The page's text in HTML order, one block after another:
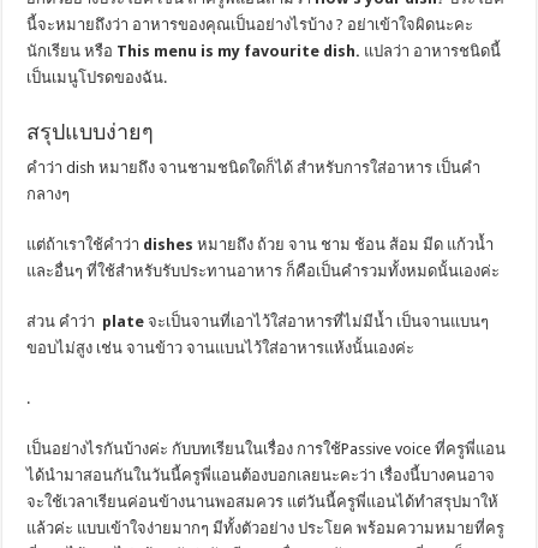
นี้จะหมายถึงว่า อาหารของคุณเป็นอย่างไรบ้าง ? อย่าเข้าใจผิดนะคะ
นักเรียน หรือ This menu is my favourite dish. แปลว่า อาหารชนิดนี้
เป็นเมนูโปรดของฉัน.
สรุปแบบง่ายๆ
คำว่า dish หมายถึงจานชามชนิดใดก็ได้ สำหรับการใส่อาหาร เป็นคำ
กลางๆ
แต่ถ้าเราใช้คำว่า dishesหมายถึง ถ้วย จาน ชาม ช้อน ส้อม มีด แก้วน้ำ
และอื่นๆ ที่ใช้สำหรับรับประทานอาหาร ก็คือเป็นคำรวมทั้งหมดนั้นเองค่ะ
ส่วน คำว่า plate จะเป็นจานที่เอาไว้ใส่อาหารที่ไม่มีน้ำ เป็นจานแบนๆ
ขอบไม่สูง เช่น จานข้าว จานแบนไว้ใส่อาหารแห้งนั้นเองค่ะ
.
เป็นอย่างไรกันบ้างค่ะ กับบทเรียนในเรื่อง การใช้Passive voiceที่ครูพี่แอน
ได้นำมาสอนกันในวันนี้ครูพี่แอนต้องบอกเลยนะคะว่า เรื่องนี้บางคนอาจ
จะใช้เวลาเรียนค่อนข้างนานพอสมควร แต่วันนี้ครูพี่แอนได้ทำสรุปมาให้
แล้วค่ะ แบบเข้าใจง่ายมากๆ มีทั้งตัวอย่างประโยค พร้อมความหมายที่ครู